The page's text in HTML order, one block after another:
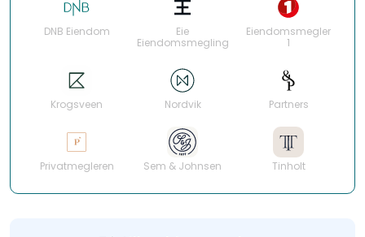
DNB Eiendom
Eie
Eiendomsmegling
Eiendomsmegler
1
Krogsveen Nordvik Partners
Privatmegleren Sem & Johnsen Tinholt